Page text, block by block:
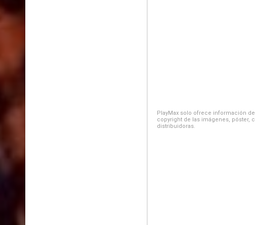
PlayMax solo ofrece información
copyright de las imágenes, póster,
distribuidoras.